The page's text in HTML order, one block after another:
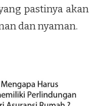
pastinya akan
dan nyaman.